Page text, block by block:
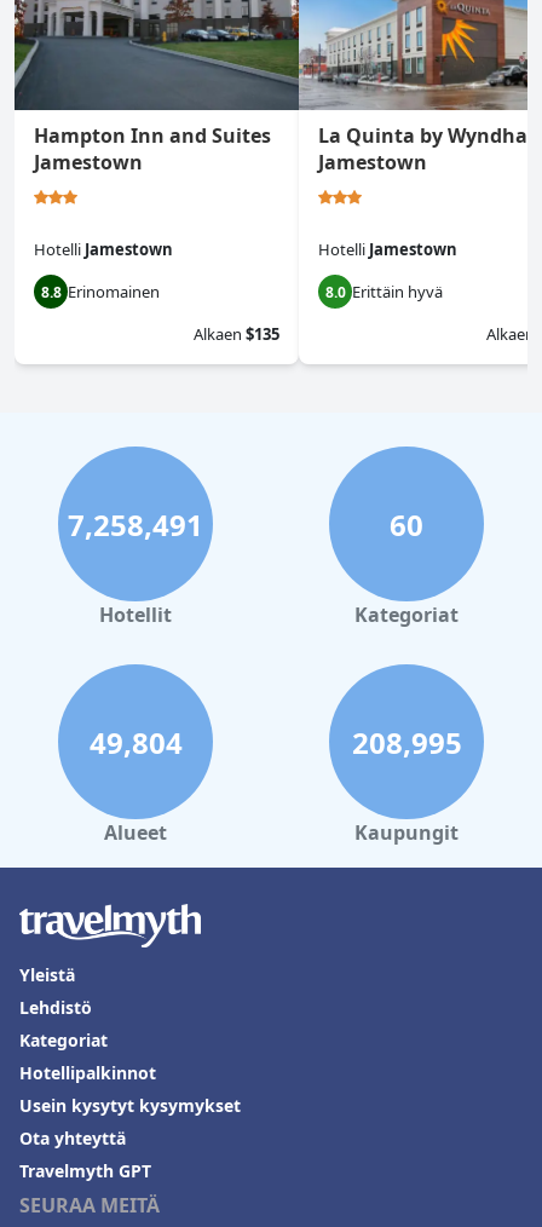
Hampton Inn and Suites
Jamestown
Hotelli Jamestown
8.8 Erinomainen
Alkaen $135
La Quinta by
Jamestown
Hotelli Jamestown
8.0 Erittäin hyvä
Alkaen
7,258,491
Hotellit
60
Kategoriat
49,804
Alueet
208,995
Kaupungit
SEURAA MEITÄ
Yleistä
Lehdistö
Kategoriat
Hotellipalkinnot
Usein kysytyt kysymykset
Ota yhteyttä
Travelmyth GPT